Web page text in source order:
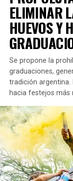
La invitación
la UNLZ como a
encuentro es
espectro autista
la inclusión
ELIMINAR
HUEVOS Y
Se propone la
graduaciones,
tradición argentina.
hacia festejos más